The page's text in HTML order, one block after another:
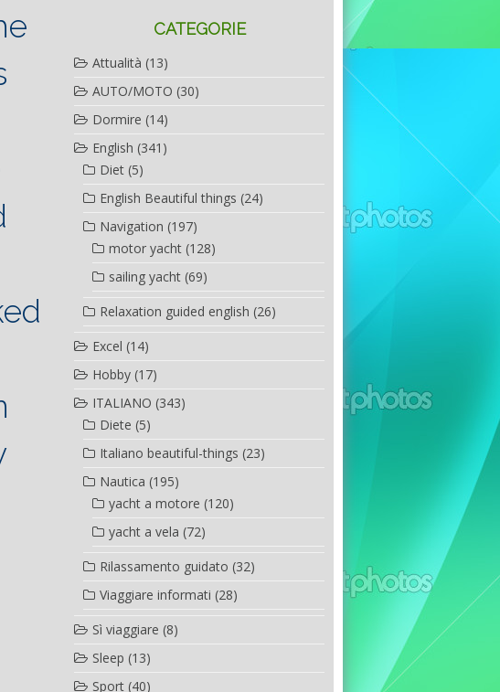
CATEGORIE
Attualità (13)
AUTO/MOTO (30)
Dormire (14)
English (341)
Diet (5)
English Beautiful things (24)
Navigation (197)
motor yacht (128)
sailing yacht (69)
Relaxation guided english (26)
Excel (14)
Hobby (17)
ITALIANO (343)
Diete (5)
Italiano beautiful-things (23)
Nautica (195)
yacht a motore (120)
yacht a vela (72)
Rilassamento guidato (32)
Viaggiare informati (28)
Sì viaggiare (8)
Sleep (13)
Sport (40)